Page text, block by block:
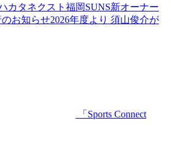
カタネクスト福岡SUNS新オーナー
お知らせ2026年度より 須山俊介が
「Sports Connect